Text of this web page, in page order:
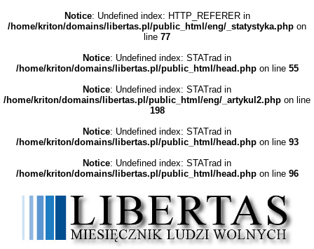
Notice: Undefined index: HTTP_REFERER in
/home/kriton/domains/libertas.pl/public_html/eng/_statystyka.php on
line 77
Notice: Undefined index: STATrad in
/home/kriton/domains/libertas.pl/public_html/head.phpon line 55
Notice: Undefined index: STATrad in
/home/kriton/domains/libertas.pl/public_html/eng/_artykul2.php on line
198
Notice: Undefined index: STATrad in
/home/kriton/domains/libertas.pl/public_html/head.phpon line 93
Notice: Undefined index: STATrad in
/home/kriton/domains/libertas.pl/public_html/head.phpon line 96